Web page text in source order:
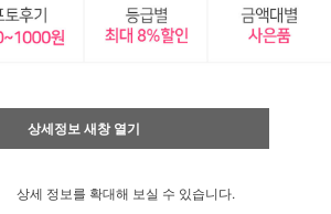
상세정보 새창 열기
상세 정보를 확대해 보실 수 있습니다.